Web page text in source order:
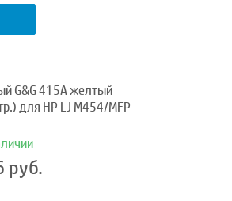
G&G 415A желтый
для HP LJ M454/MFP
руб.